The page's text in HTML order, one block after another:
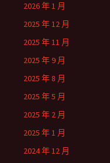
2026 年 1 月
2025 年 12 月
2025 年 11 月
2025 年 9 月
2025 年 8 月
2025 年 5 月
2025 年 2 月
2025 年 1 月
2024 年 12 月